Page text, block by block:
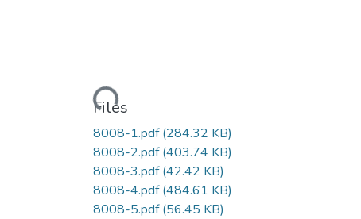
Loading...
Files
8008-1.pdf(284.32 KB)
8008-2.pdf(403.74 KB)
8008-3.pdf(42.42 KB)
8008-4.pdf(484.61 KB)
8008-5.pdf(56.45 KB)